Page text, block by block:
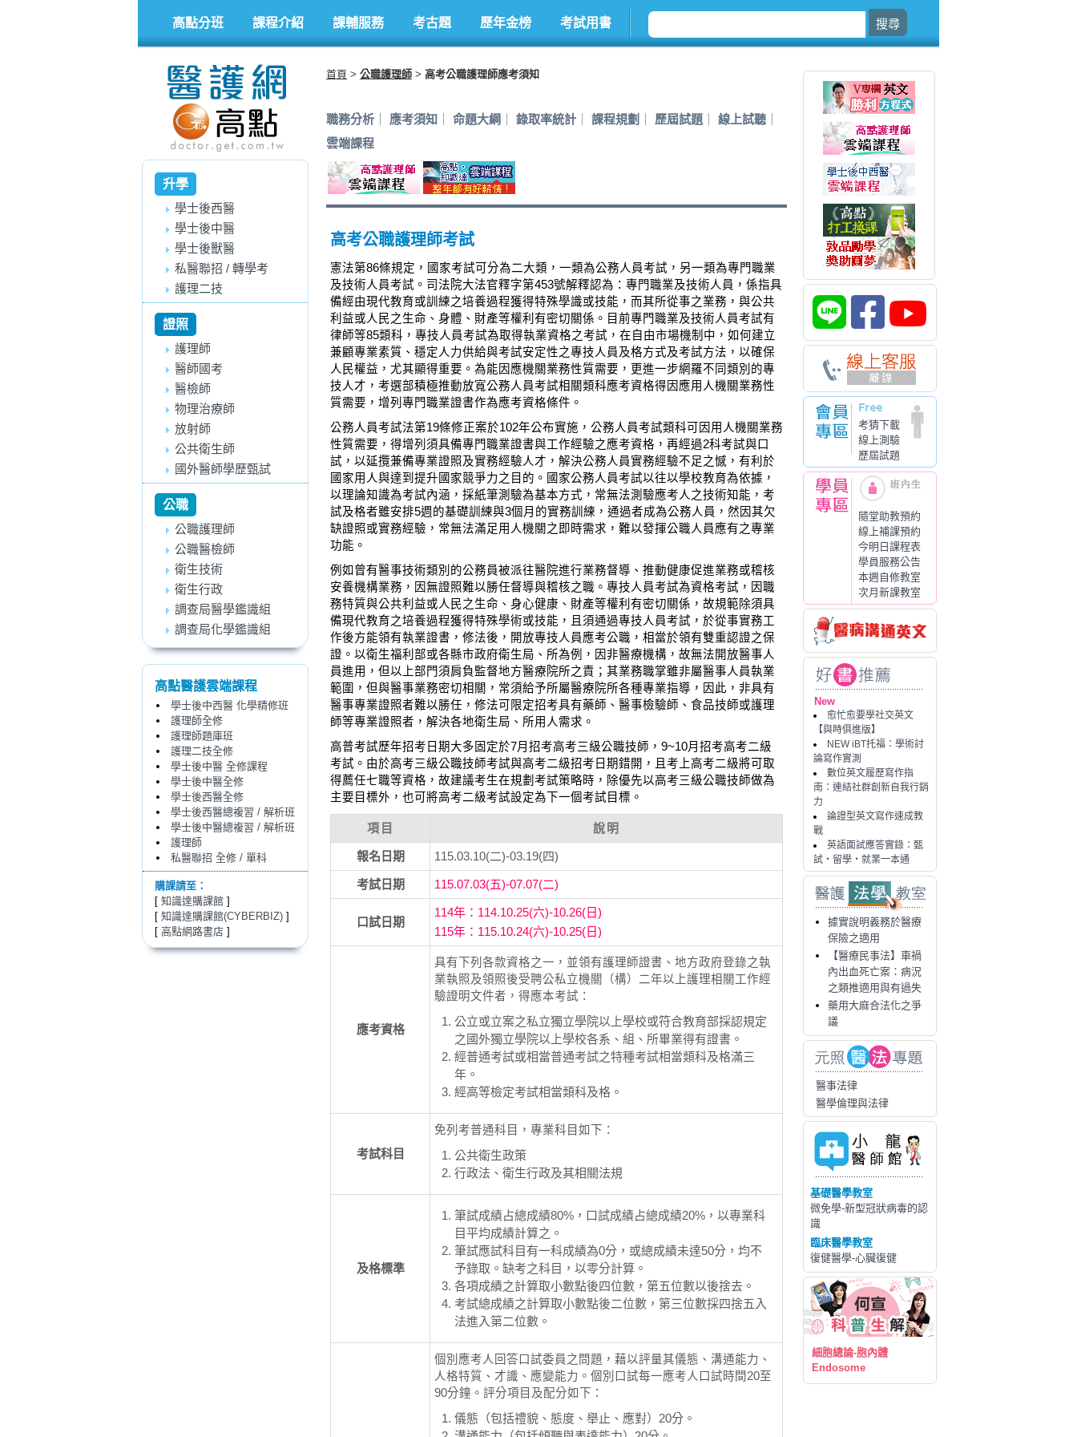
高點分班 課程介紹 課輔服務 考古題 歷年金榜 考試用書
升學
學士後西醫
學士後中醫
學士後獸醫
私醫聯招 / 轉學考
護理二技
證照
護理師
醫師國考
醫檢師
物理治療師
放射師
公共衛生師
國外醫師學歷甄試
公職
公職護理師
公職醫檢師
衛生技術
衛生行政
調查局醫學鑑識組
調查局化學鑑識組
高點醫護雲端課程
學士後中西醫 化學精修班
護理師全修
護理師題庫班
護理二技全修
學士後中醫 全修課程
學士後中醫全修
學士後西醫全修
學士後西醫總複習 / 解析班
學士後中醫總複習 / 解析班
護理師
私醫聯招 全修 / 單科
購課請至：
[ 知識達購課館 ]
[ 知識達購課館(CYBERBIZ) ]
[ 高點網路書店 ]
考猜下載
線上測驗
歷屆試題
隨堂助教預約
線上補課預約
今明日課程表
學員服務公告
本週自修教室
次月新課教室
New
愈忙愈要學社交英文
【與時俱進版】
NEW iBT托福：學術討
論寫作實測
數位英文履歷寫作指
南：連結社群創新自我行銷
力
論證型英文寫作速成教
戰
英語面試應答實錄：甄
試・留學・就業一本通
據實說明義務於醫療
保險之適用
【醫療民事法】車禍
內出血死亡案：病況
之類推適用與有過失
藥用大麻合法化之爭
議
醫事法律
醫學倫理與法律
基礎醫學教室
微免學-新型冠狀病毒的認
識
臨床醫學教室
復健醫學-心臟復健
細胞總論-胞內體
Endosome
首頁 公職護理師 高考公職護理師應考須知
職務分析 應考須知 命題大綱 錄取率統計 課程規劃 歷屆試題
線上試聽
雲端課程
高考公職護理師考試
憲法第86條規定，國家考試可分為二大類，一類為公務人員考試，另一類為專門職業
及技術人員考試。司法院大法官釋字第453號解釋認為：專門職業及技術人員，係指具
備經由現代教育或訓練之培養過程獲得特殊學識或技能，而其所從事之業務，與公共
利益或人民之生命、身體、財產等權利有密切關係。目前專門職業及技術人員考試有
律師等85類科，專技人員考試為取得執業資格之考試，在自由市場機制中，如何建立
兼顧專業素質、穩定人力供給與考試安定性之專技人員及格方式及考試方法，以確保
人民權益，尤其顯得重要。為能因應機關業務性質需要，更進一步網羅不同類別的專
技人才，考選部積極推動放寬公務人員考試相關類科應考資格得因應用人機關業務性
質需要，增列專門職業證書作為應考資格條件。
公務人員考試法第19條修正案於102年公布實施，公務人員考試類科可因用人機關業務
性質需要，得增列須具備專門職業證書與工作經驗之應考資格，再經過2科考試與口
試，以延攬兼備專業證照及實務經驗人才，解決公務人員實務經驗不足之憾，有利於
國家用人與達到提升國家競爭力之目的。國家公務人員考試以往以學校教育為依據，
以理論知識為考試內涵，採紙筆測驗為基本方式，常無法測驗應考人之技術知能，考
試及格者雖安排5週的基礎訓練與3個月的實務訓練，通過者成為公務人員，然因其欠
缺證照或實務經驗，常無法滿足用人機關之即時需求，難以發揮公職人員應有之專業
功能。
例如曾有醫事技術類別的公務員被派往醫院進行業務督導、推動健康促進業務或稽核
安養機構業務，因無證照難以勝任督導與稽核之職。專技人員考試為資格考試，因職
務特質與公共利益或人民之生命、身心健康、財產等權利有密切關係，故規範除須具
備現代教育之培養過程獲得特殊學術或技能，且須通過專技人員考試，於從事實務工
作後方能領有執業證書，修法後，開放專技人員應考公職，相當於領有雙重認證之保
證。以衛生福利部或各縣市政府衛生局、所為例，因非醫療機構，故無法開放醫事人
員進用，但以上部門須肩負監督地方醫療院所之責；其業務職掌雖非屬醫事人員執業
範圍，但與醫事業務密切相關，常須給予所屬醫療院所各種專業指導，因此，非具有
醫事專業證照者難以勝任，修法可限定招考具有藥師、醫事檢驗師、食品技師或護理
師等專業證照者，解決各地衛生局、所用人需求。
高普考試歷年招考日期大多固定於7月招考高考三級公職技師，9~10月招考高考二級
考試。由於高考三級公職技師考試與高考二級招考日期錯開，且考上高考二級將可取
得薦任七職等資格，故建議考生在規劃考試策略時，除優先以高考三級公職技師做為
主要目標外，也可將高考二級考試設定為下一個考試目標。
項目 說明
報名日期 115.03.10(二)-03.19(四)
考試日期 115.07.03(五)-07.07(二)
口試日期
114年：114.10.25(六)-10.26(日)
115年：115.10.24(六)-10.25(日)
應考資格
具有下列各款資格之一，並領有護理師證書、地方政府登錄之執
業執照及領照後受聘公私立機關（構）二年以上護理相關工作經
驗證明文件者，得應本考試：
公立或立案之私立獨立學院以上學校或符合教育部採認規定
之國外獨立學院以上學校各系、組、所畢業得有證書。
經普通考試或相當普通考試之特種考試相當類科及格滿三
年。
經高等檢定考試相當類科及格。
考試科目
免列考普通科目，專業科目如下：
公共衛生政策
行政法、衛生行政及其相關法規
及格標準
筆試成績占總成績80%，口試成績占總成績20%，以專業科
目平均成績計算之。
筆試應試科目有一科成績為0分，或總成績未達50分，均不
予錄取。缺考之科目，以零分計算。
各項成績之計算取小數點後四位數，第五位數以後捨去。
考試總成績之計算取小數點後二位數，第三位數採四捨五入
法進入第二位數。
個別應考人回答口試委員之問題，藉以評量其儀態、溝通能力、
人格特質、才識、應變能力。個別口試每一應考人口試時間20至
90分鐘。評分項目及配分如下：
儀態（包括禮貌、態度、舉止、應對）20分。